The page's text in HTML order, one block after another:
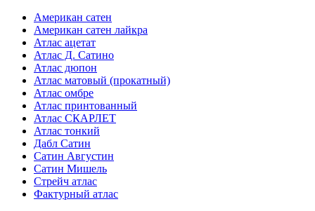
Американ сатен
Американ сатен лайкра
Атлас ацетат
Атлас Д. Сатино
Атлас дюпон
Атлас матовый (прокатный)
Атлас омбре
Атлас принтованный
Атлас СКАРЛЕТ
Атлас тонкий
Дабл Сатин
Сатин Августин
Сатин Мишель
Стрейч атлас
Фактурный атлас